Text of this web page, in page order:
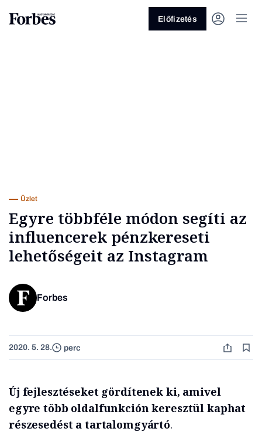
Előfizetés
Üzlet
Egyre többféle módon segíti az
influencerek pénzkereseti
lehetőségeit az Instagram
Forbes
2020. 5. 28. perc
Új fejlesztéseket gördítenek ki, amivel
egyre több oldalfunkción keresztül kaphat
részesedést a tartalomgyártó.